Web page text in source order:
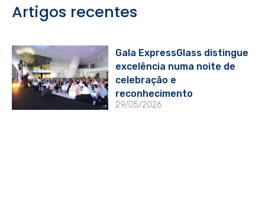
Artigos recentes
Gala ExpressGlass distingue
excelência numa noite de
celebração e
reconhecimento
29/05/2026